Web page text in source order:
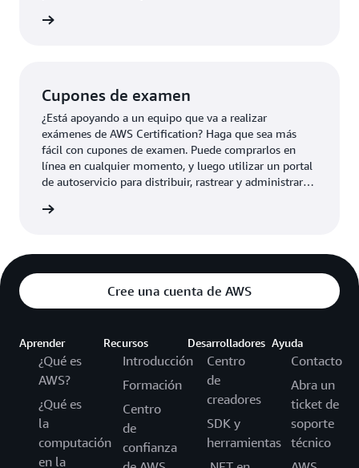
Cupones de examen
¿Está apoyando a un equipo que va a realizar
exámenes de AWS Certification? Haga que sea más
fácil con cupones de examen. Puede comprarlos en
línea en cualquier momento, y luego utilizar un portal
de autoservicio para distribuir, rastrear y administrar
Cree una cuenta de AWS
Aprender
¿Qué es
AWS?
¿Qué es
la
computación
en la
Recursos
Introducción
Formación
Centro
de
confianza
Desarrolladores
Centro
de
creadores
SDK y
herramientas
Ayuda
Contacto
Abra un
ticket de
soporte
técnico